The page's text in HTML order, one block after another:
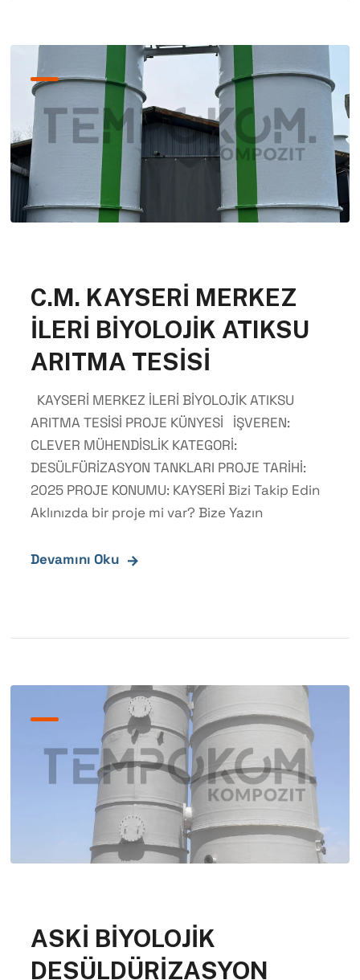
C.M. KAYSERİ MERKEZ
İLERİ BİYOLOJİK ATIKSU
ARITMA TESİSİ
KAYSERİ MERKEZ İLERİ BİYOLOJİK ATIKSU
ARITMA TESİSİ PROJE KÜNYESİ İŞVEREN:
CLEVER MÜHENDİSLİK KATEGORİ:
DESÜLFÜRİZASYON TANKLARI PROJE TARİHİ:
2025 PROJE KONUMU: KAYSERİ Bizi Takip Edin
Aklınızda bir proje mi var? Bize Yazın
Devamını Oku
ASKİ BİYOLOJİK
DESÜLDÜRİZASYON